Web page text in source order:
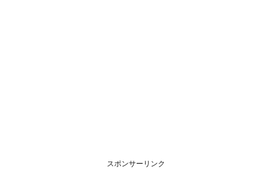
スポンサーリンク